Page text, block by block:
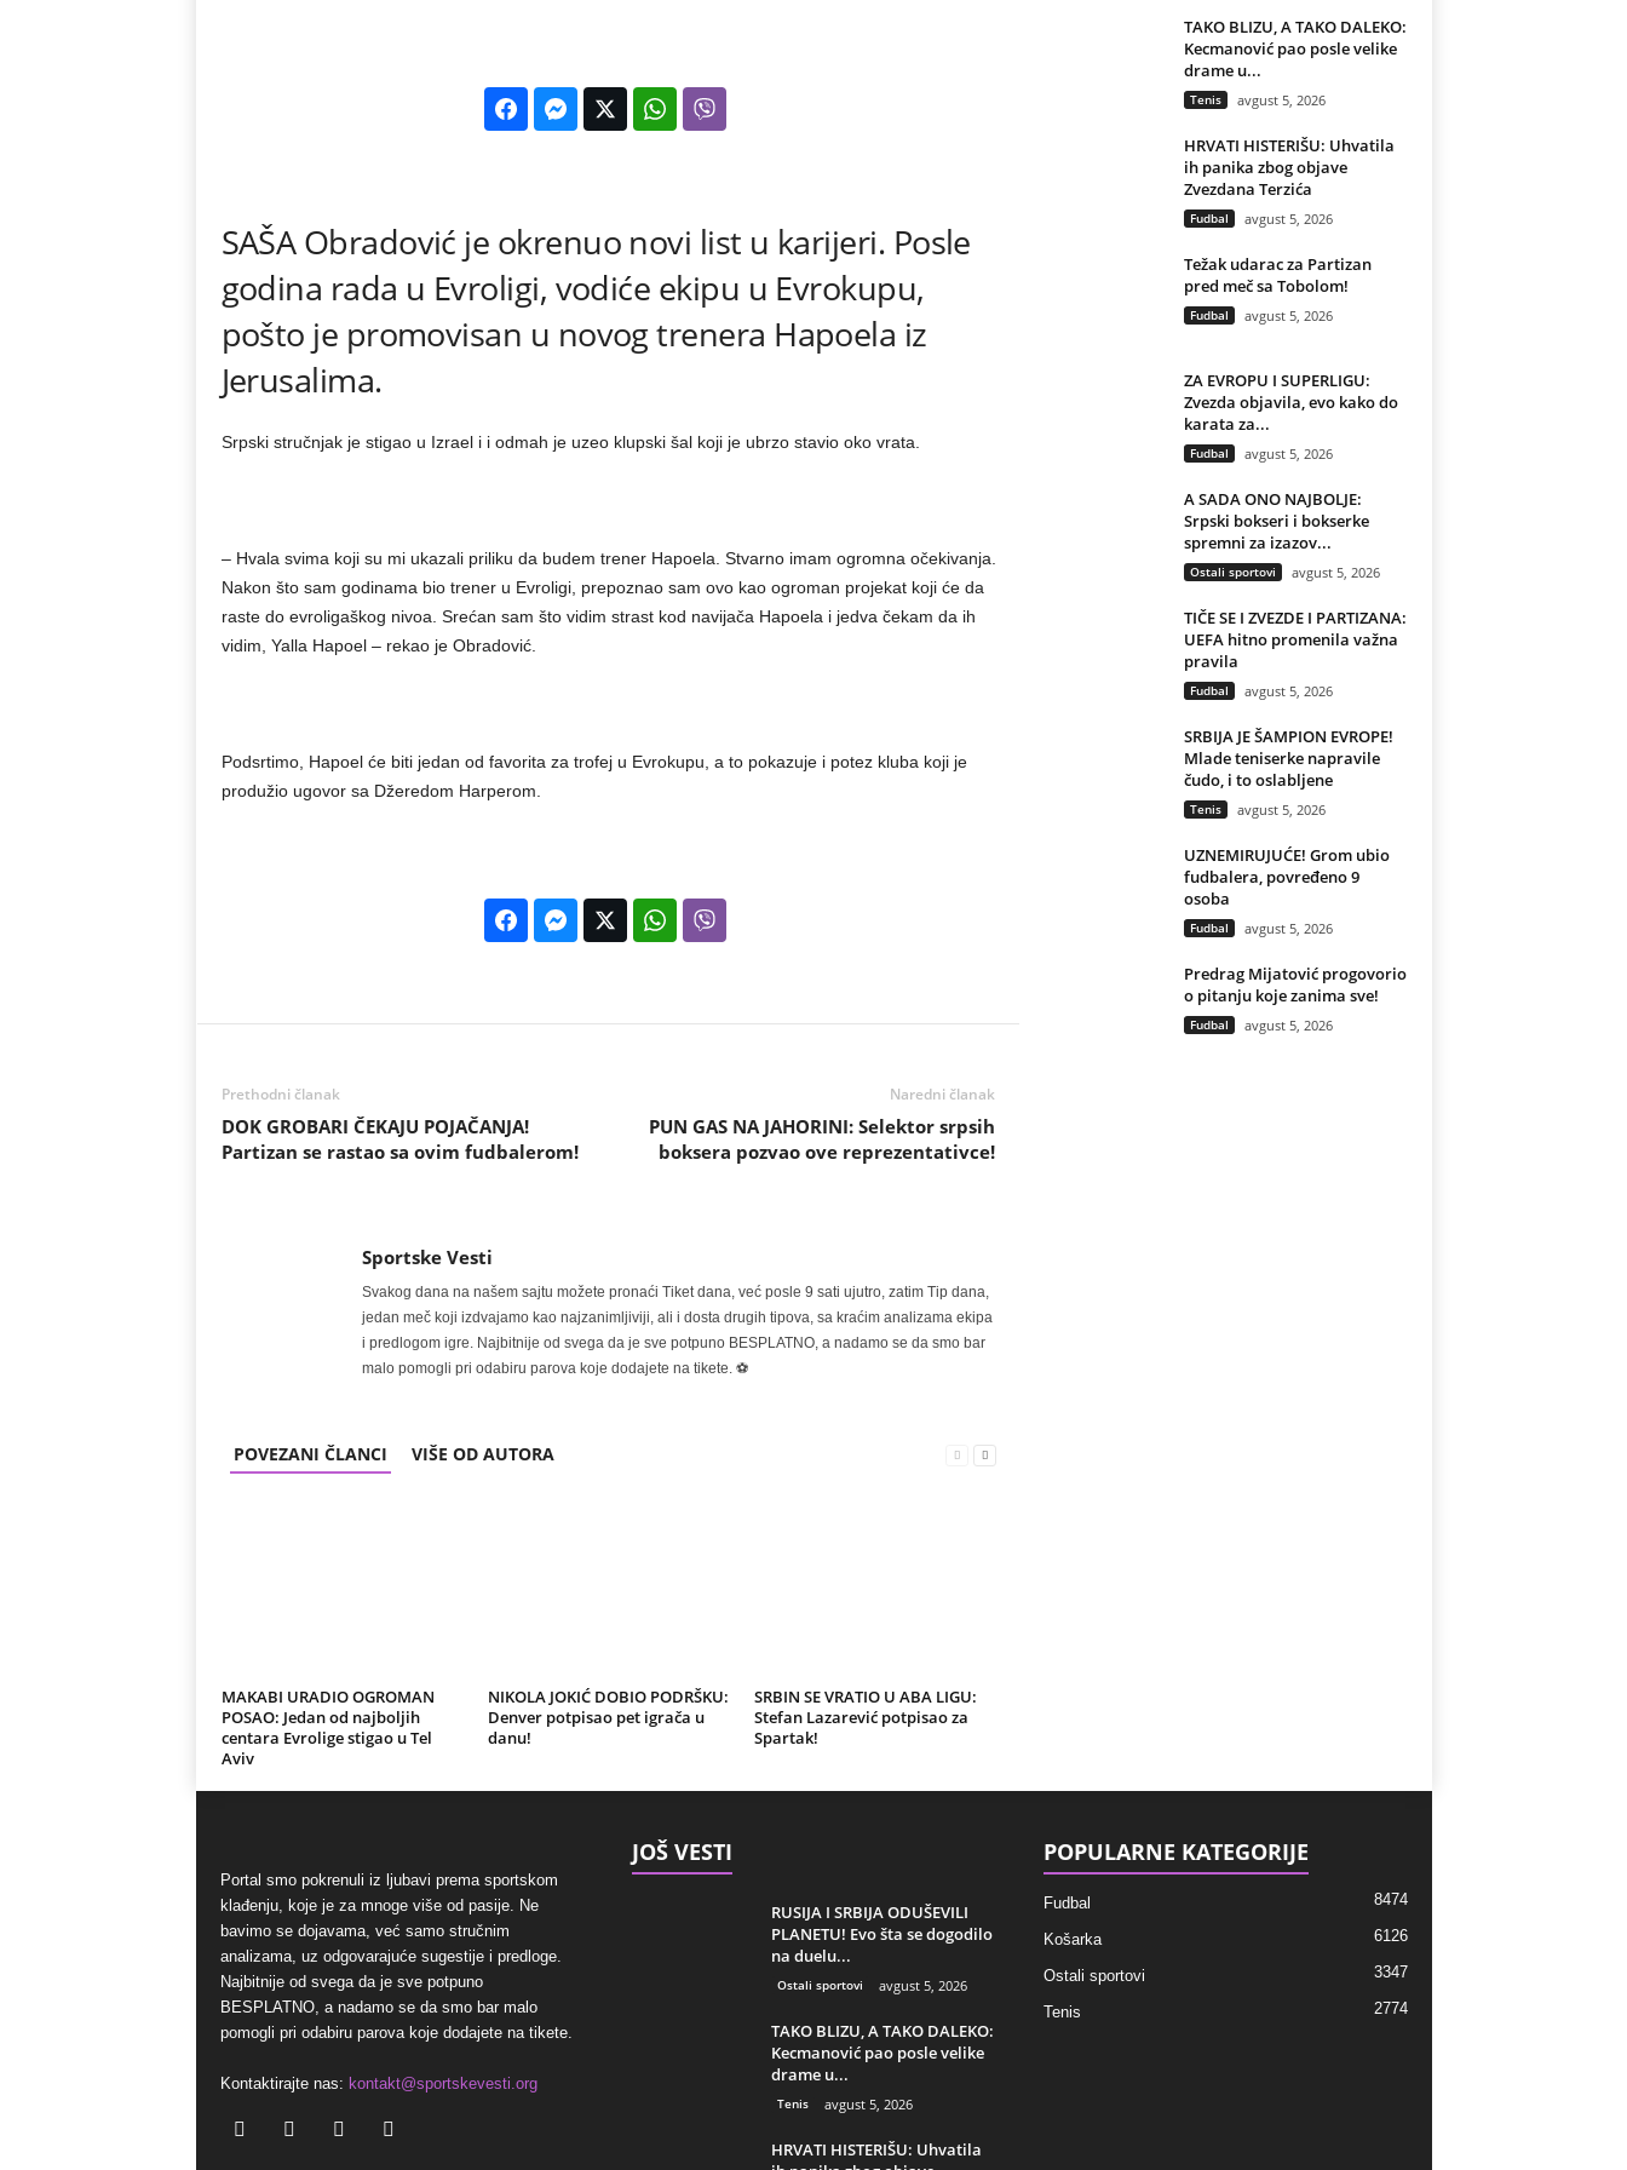
s
t
i
SAŠA Obradović je okrenuo novi list u karijeri. Posle
godina rada u Evroligi, vodiće ekipu u Evrokupu,
pošto je promovisan u novog trenera Hapoela iz
Jerusalima.
Srpski stručnjak je stigao u Izrael i i odmah je uzeo klupski šal koji je ubrzo stavio oko vrata.
– Hvala svima koji su mi ukazali priliku da budem trener Hapoela. Stvarno imam ogromna očekivanja.
Nakon što sam godinama bio trener u Evroligi, prepoznao sam ovo kao ogroman projekat koji će da
raste do evroligaškog nivoa. Srećan sam što vidim strast kod navijača Hapoela i jedva čekam da ih
vidim, Yalla Hapoel – rekao je Obradović.
Podsrtimo, Hapoel će biti jedan od favorita za trofej u Evrokupu, a to pokazuje i potez kluba koji je
produžio ugovor sa Džeredom Harperom.
Prethodni članak
DOK GROBARI ČEKAJU POJAČANJA!
Partizan se rastao sa ovim fudbalerom!
Naredni članak
PUN GAS NA JAHORINI: Selektor srpsih
boksera pozvao ove reprezentativce!
Sportske Vesti
Svakog dana na našem sajtu možete pronaći Tiket dana, već posle 9 sati ujutro, zatim Tip dana,
jedan meč koji izdvajamo kao najzanimljiviji, ali i dosta drugih tipova, sa kraćim analizama ekipa
i predlogom igre. Najbitnije od svega da je sve potpuno BESPLATNO, a nadamo se da smo bar
malo pomogli pri odabiru parova koje dodajete na tikete. ⚽
POVEZANI ČLANCI VIŠE OD AUTORA
MAKABI URADIO OGROMAN
POSAO: Jedan od najboljih
centara Evrolige stigao u Tel
Aviv
NIKOLA JOKIĆ DOBIO PODRŠKU:
Denver potpisao pet igrača u
danu!
SRBIN SE VRATIO U ABA LIGU:
Stefan Lazarević potpisao za
Spartak!
TAKO BLIZU, A TAKO DALEKO:
Kecmanović pao posle velike
drame u...
Tenis avgust 5, 2026
HRVATI HISTERIŠU: Uhvatila
ih panika zbog objave
Zvezdana Terzića
Fudbal avgust 5, 2026
Težak udarac za Partizan
pred meč sa Tobolom!
Fudbal avgust 5, 2026
ZA EVROPU I SUPERLIGU:
Zvezda objavila, evo kako do
karata za...
Fudbal avgust 5, 2026
A SADA ONO NAJBOLJE:
Srpski bokseri i bokserke
spremni za izazov...
Ostali sportovi avgust 5, 2026
TIČE SE I ZVEZDE I PARTIZANA:
UEFA hitno promenila važna
pravila
Fudbal avgust 5, 2026
SRBIJA JE ŠAMPION EVROPE!
Mlade teniserke napravile
čudo, i to oslabljene
Tenis avgust 5, 2026
UZNEMIRUJUĆE! Grom ubio
fudbalera, povređeno 9
osoba
Fudbal avgust 5, 2026
Predrag Mijatović progovorio
o pitanju koje zanima sve!
Fudbal avgust 5, 2026
Portal smo pokrenuli iz ljubavi prema sportskom
klađenju, koje je za mnoge više od pasije. Ne
bavimo se dojavama, već samo stručnim
analizama, uz odgovarajuće sugestije i predloge.
Najbitnije od svega da je sve potpuno
BESPLATNO, a nadamo se da smo bar malo
pomogli pri odabiru parova koje dodajete na tikete.
Kontaktirajte nas: kontakt@sportskevesti.org
JOŠ VESTI
RUSIJA I SRBIJA ODUŠEVILI
PLANETU! Evo šta se dogodilo
na duelu...
Ostali sportovi avgust 5, 2026
TAKO BLIZU, A TAKO DALEKO:
Kecmanović pao posle velike
drame u...
Tenis avgust 5, 2026
HRVATI HISTERIŠU: Uhvatila
POPULARNE KATEGORIJE
Fudbal 8474
Košarka 6126
Ostali sportovi 3347
Tenis 2774